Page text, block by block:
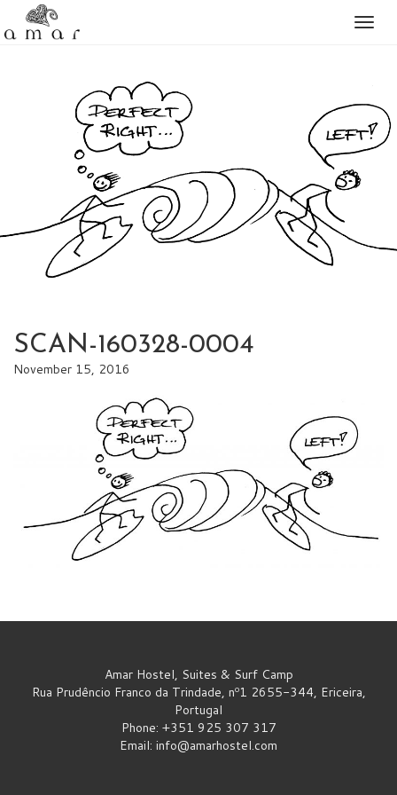
SCAN-160328-0004
November 15, 2016
Amar Hostel, Suites & Surf Camp
Rua Prudêncio Franco da Trindade, nº1 2655-344, Ericeira,
Portugal
Phone: +351 925 307 317
Email: info@amarhostel.com